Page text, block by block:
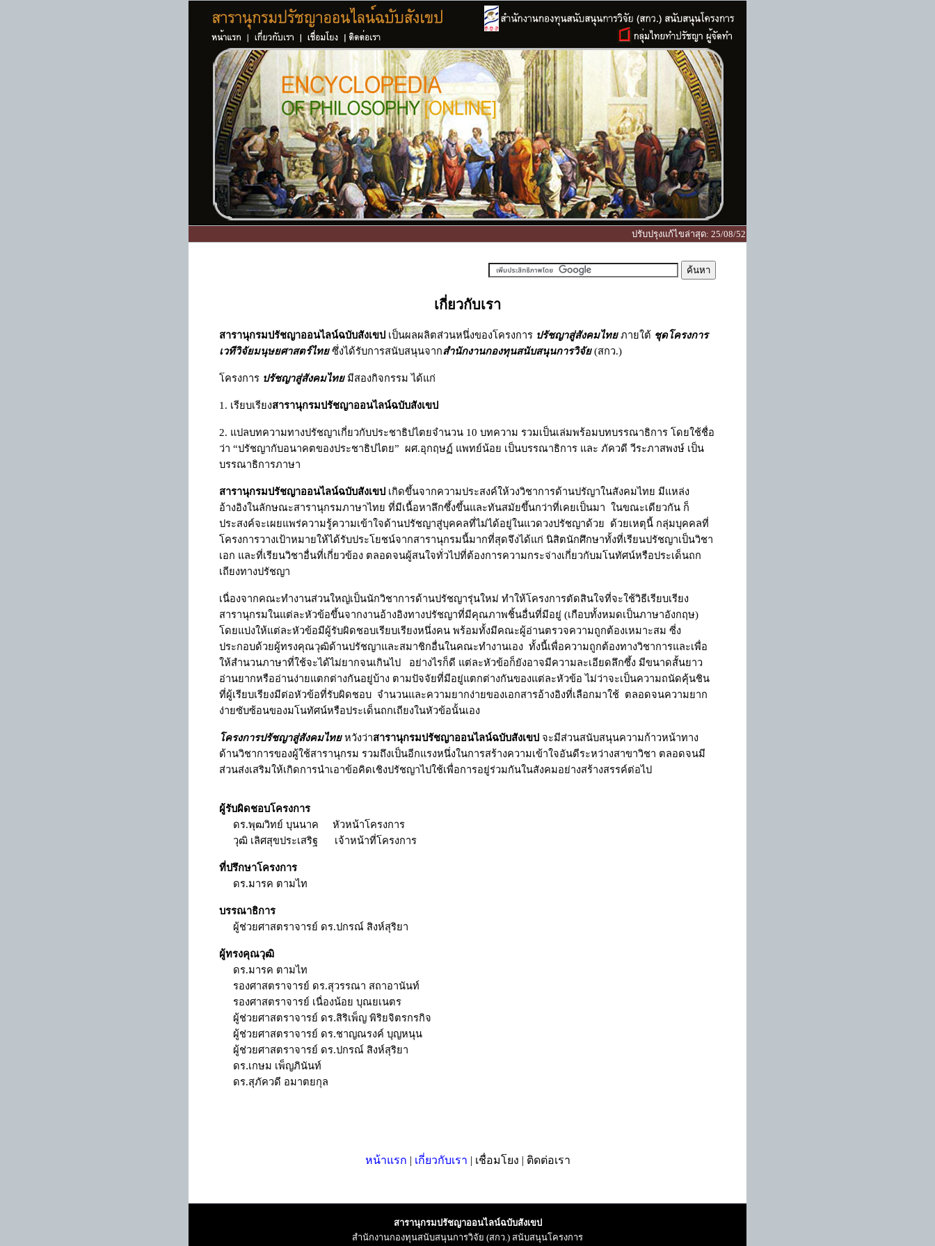
ปรับปรุงแก้ไขล่าสุด: 25/08/52
เกี่ยวกับเรา
สารานุกรมปรัชญาออนไลน์ฉบับสังเขป เป็นผลผลิตส่วนหนึ่งของโครงการ ปรัชญาสู่สังคมไทยภายใต้ ชุดโครงการ
เวทีวิจัยมนุษยศาสตร์ไทยซึ่งได้รับการสนับสนุนจากสำนักงานกองทุนสนับสนุนการวิจัย(สกว.)
โครงการ ปรัชญาสู่สังคมไทยมีสองกิจกรรม ได้แก่
1. เรียบเรียงสารานุกรมปรัชญาออนไลน์ฉบับสังเขป
2. แปลบทความทางปรัชญาเกี่ยวกับประชาธิปไตยจำนวน 10 บทความ รวมเป็นเล่มพร้อมบทบรรณาธิการ โดยใช้ชื่อ
ว่า “ปรัชญากับอนาคตของประชาธิปไตย” ผศ.อุกฤษฏ์ แพทย์น้อย เป็นบรรณาธิการ และ ภัควดี วีระภาสพงษ์ เป็น
บรรณาธิการภาษา
สารานุกรมปรัชญาออนไลน์ฉบับสังเขป เกิดขึ้นจากความประสงค์ให้วงวิชาการด้านปรัญาในสังคมไทย มีแหล่ง
อ้างอิงในลักษณะสารานุกรมภาษาไทย ที่มีเนื้อหาลึกซึ้งขึ้นและทันสมัยขึ้นกว่าที่เคยเป็นมา ในขณะเดียวกัน ก็
ประสงค์จะเผยแพร่ความรู้ความเข้าใจด้านปรัชญาสู่บุคคลที่ไม่ได้อยู่ในแวดวงปรัชญาด้วย ด้วยเหตุนี้ กลุ่มบุคคลที่
โครงการวางเป้าหมายให้ได้รับประโยชน์จากสารานุกรมนี้มากที่สุดจึงได้แก่ นิสิตนักศึกษาทั้งที่เรียนปรัชญาเป็นวิชา
เอก และที่เรียนวิชาอื่นที่เกี่ยวข้อง ตลอดจนผู้สนใจทั่วไปที่ต้องการความกระจ่างเกี่ยวกับมโนทัศน์หรือประเด็นถก
เถียงทางปรัชญา
เนื่องจากคณะทำงานส่วนใหญ่เป็นนักวิชาการด้านปรัชญารุ่นใหม่ ทำให้โครงการตัดสินใจที่จะใช้วิธีเรียบเรียง
สารานุกรมในแต่ละหัวข้อขึ้นจากงานอ้างอิงทางปรัชญาที่มีคุณภาพชิ้นอื่นที่มีอยู่ (เกือบทั้งหมดเป็นภาษาอังกฤษ)
โดยแบ่งให้แต่ละหัวข้อมีผู้รับผิดชอบเรียบเรียงหนึ่งคน พร้อมทั้งมีคณะผู้อ่านตรวจความถูกต้องเหมาะสม ซี่ง
ประกอบด้วยผู้ทรงคุณวุฒิด้านปรัชญาและสมาชิกอื่นในคณะทำงานเอง ทั้งนี้เพื่อความถูกต้องทางวิชาการและเพื่อ
ให้สำนวนภาษาที่ใช้จะได้ไม่ยากจนเกินไป อย่างไรก็ดี แต่ละหัวข้อก็ยังอาจมีความละเอียดลึกซึ้ง มีขนาดสั้นยาว
อ่านยากหรืออ่านง่ายแตกต่างกันอยู่บ้าง ตามปัจจัยที่มีอยู่แตกต่างกันของแต่ละหัวข้อ ไม่ว่าจะเป็นความถนัดคุ้นชิน
ที่ผู้เรียบเรียงมีต่อหัวข้อที่รับผิดชอบ จำนวนและความยากง่ายของเอกสารอ้างอิงที่เลือกมาใช้ ตลอดจนความยาก
ง่ายซับซ้อนของมโนทัศน์หรือประเด็นถกเถียงในหัวข้อนั้นเอง
โครงการปรัชญาสู่สังคมไทยหวังว่าสารานุกรมปรัชญาออนไลน์ฉบับสังเขป จะมีส่วนสนับสนุนความก้าวหน้าทาง
ด้านวิชาการของผู้ใช้สารานุกรม รวมถึงเป็นอีกแรงหนึ่งในการสร้างความเข้าใจอันดีระหว่างสาขาวิชา ตลอดจนมี
ส่วนส่งเสริมให้เกิดการนำเอาข้อคิดเชิงปรัชญาไปใช้เพื่อการอยู่ร่วมกันในสังคมอย่างสร้างสรรค์ต่อไป
ผู้รับผิดชอบโครงการ
ดร.พุฒวิทย์ บุนนาค หัวหน้าโครงการ
วุฒิ เลิศสุขประเสริฐ เจ้าหน้าที่โครงการ
ที่ปรึกษาโครงการ
ดร.มารค ตามไท
บรรณาธิการ
ผู้ช่วยศาสตราจารย์ ดร.ปกรณ์ สิงห์สุริยา
ผู้ทรงคุณวุฒิ
ดร.มารค ตามไท
รองศาสตราจารย์ ดร.สุวรรณา สถาอานันท์
รองศาสตราจารย์ เนื่องน้อย บุณยเนตร
ผู้ช่วยศาสตราจารย์ ดร.สิริเพ็ญ พิริยจิตรกรกิจ
ผู้ช่วยศาสตราจารย์ ดร.ชาญณรงค์ บุญหนุน
ผู้ช่วยศาสตราจารย์ ดร.ปกรณ์ สิงห์สุริยา
ดร.เกษม เพ็ญภินันท์
ดร.สุภัควดี อมาตยกุล
หน้าแรก | เกี่ยวกับเรา | เชื่อมโยง | ติดต่อเรา
สารานุกรมปรัชญาออนไลน์ฉบับสังเขป
สำนักงานกองทุนสนับสนุนการวิจัย (สกว.) สนับสนุนโครงการ